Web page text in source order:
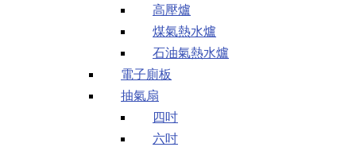
高壓爐
煤氣熱水爐
石油氣熱水爐
電子廁板
抽氣扇
四吋
六吋